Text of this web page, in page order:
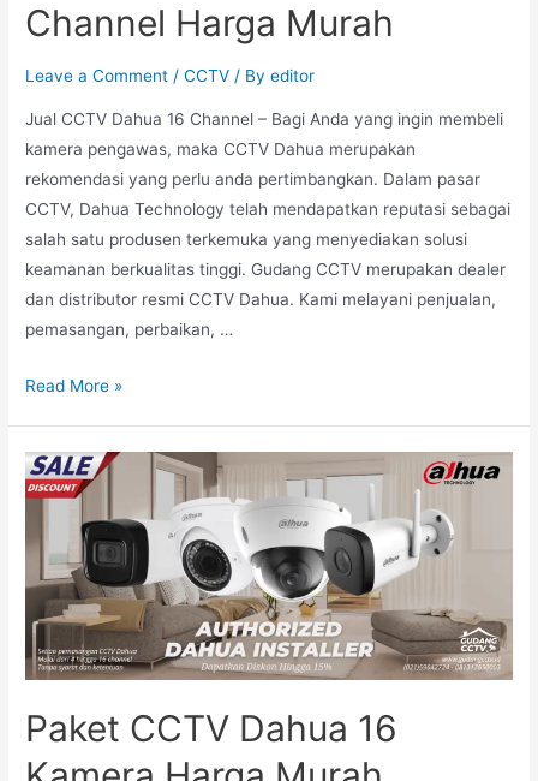
Channel Harga Murah
Leave a Comment /CCTV / Byeditor
Jual CCTV Dahua 16 Channel – Bagi Anda yang ingin membeli
kamera pengawas, maka CCTV Dahua merupakan
rekomendasi yang perlu anda pertimbangkan. Dalam pasar
CCTV, Dahua Technology telah mendapatkan reputasi sebagai
salah satu produsen terkemuka yang menyediakan solusi
keamanan berkualitas tinggi. Gudang CCTV merupakan dealer
dan distributor resmi CCTV Dahua. Kami melayani penjualan,
pemasangan, perbaikan, …
Read More »
Paket CCTV Dahua 16